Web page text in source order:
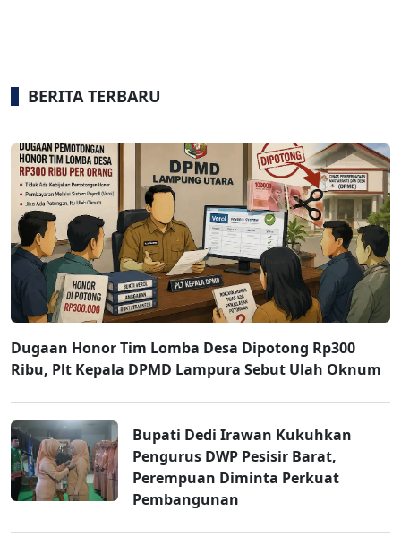
BERITA TERBARU
Dugaan Honor Tim Lomba Desa Dipotong Rp300
Ribu, Plt Kepala DPMD Lampura Sebut Ulah Oknum
Bupati Dedi Irawan Kukuhkan
Pengurus DWP Pesisir Barat,
Perempuan Diminta Perkuat
Pembangunan